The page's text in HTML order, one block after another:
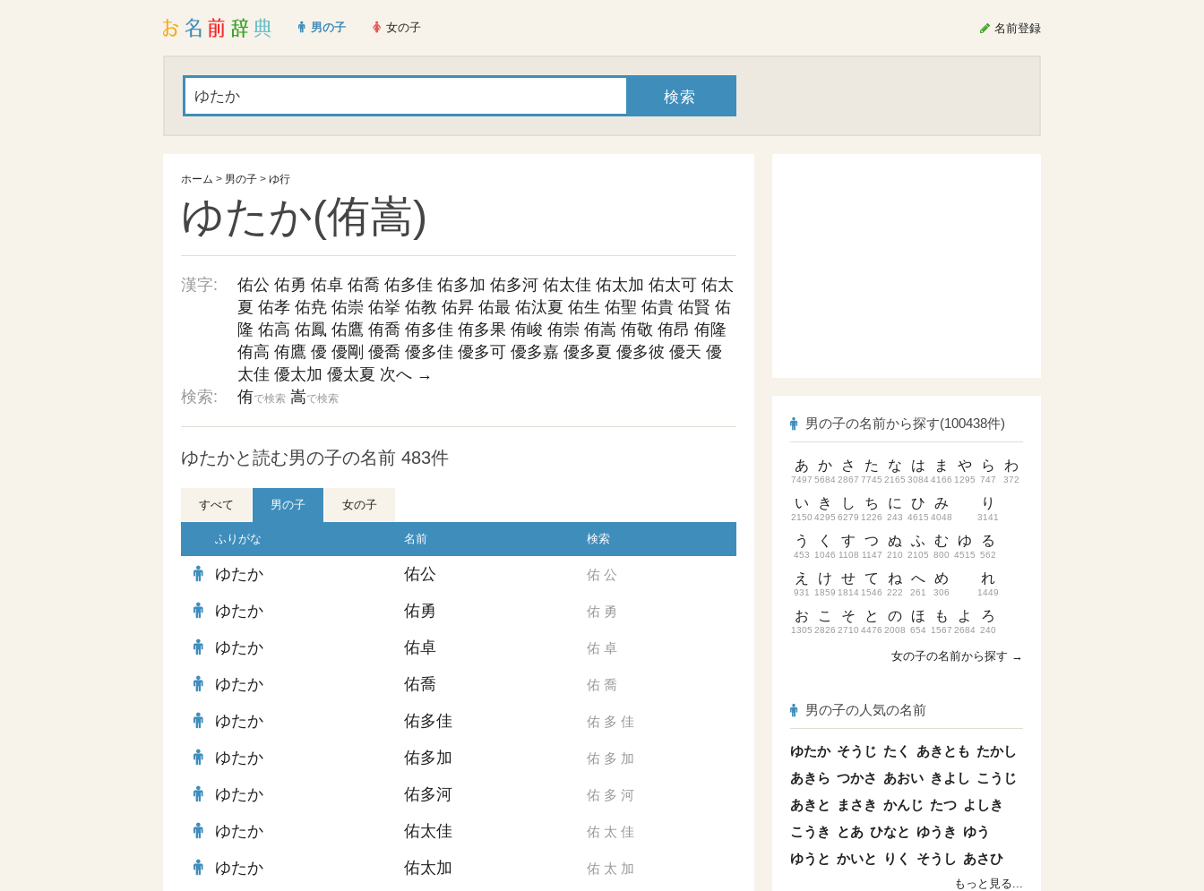
男の子 女の子 名前登録
ホーム > 男の子 > ゆ行
ゆたか(侑嵩)
漢字: 佑公 佑勇 佑卓 佑喬 佑多佳 佑多加 佑多河 佑太佳 佑太加 佑太可 佑太
夏 佑孝 佑尭 佑崇 佑挙 佑教 佑昇 佑最 佑汰夏 佑生 佑聖 佑貴 佑賢 佑
隆 佑高 佑鳳 佑鷹 侑喬 侑多佳 侑多果 侑峻 侑崇 侑嵩 侑敬 侑昂 侑隆
侑高 侑鷹 優 優剛 優喬 優多佳 優多可 優多嘉 優多夏 優多彼 優天 優
太佳 優太加 優太夏 次へ →
検索:
侑で検索 嵩で検索
ゆたかと読む男の子の名前 483件
すべて 男の子 女の子
ふりがな 名前 検索
ゆたか 佑公 佑 公
ゆたか 佑勇 佑 勇
ゆたか 佑卓 佑 卓
ゆたか 佑喬 佑 喬
ゆたか 佑多佳 佑 多 佳
ゆたか 佑多加 佑 多 加
ゆたか 佑多河 佑 多 河
ゆたか 佑太佳 佑 太 佳
ゆたか 佑太加 佑 太 加
男の子の名前から探す(100438件)
あ
7497
い
2150
う
453
え
931
お
1305
か
5684
き
4295
く
1046
け
1859
こ
2826
さ
2867
し
6279
す
1108
せ
1814
そ
2710
た
7745
ち
1226
つ
1147
て
1546
と
4476
な
2165
に
243
ぬ
210
ね
222
の
2008
は
3084
ひ
4615
ふ
2105
へ
261
ほ
654
ま
4166
み
4048
む
800
め
306
も
1567
や
1295
ゆ
4515
よ
2684
ら
747
り
3141
る
562
れ
1449
ろ
240
わ
372
女の子の名前から探す →
男の子の人気の名前
ゆたか そうじ たく あきとも たかし
あきら つかさ あおい きよし こうじ
あきと
まさき かんじ たつ よしき
こうき
とあ ひなと ゆうき ゆう
ゆうと かいと りく そうし あさひ
もっと見る...